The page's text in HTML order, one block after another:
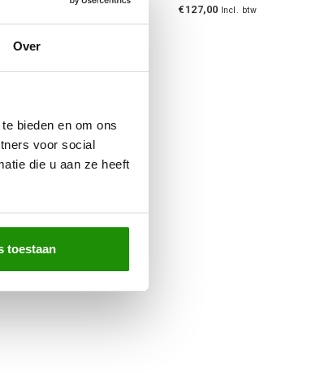
Over
bieden en om ons
voor social
die u aan ze heeft
toestaan
€127,00 Incl. btw